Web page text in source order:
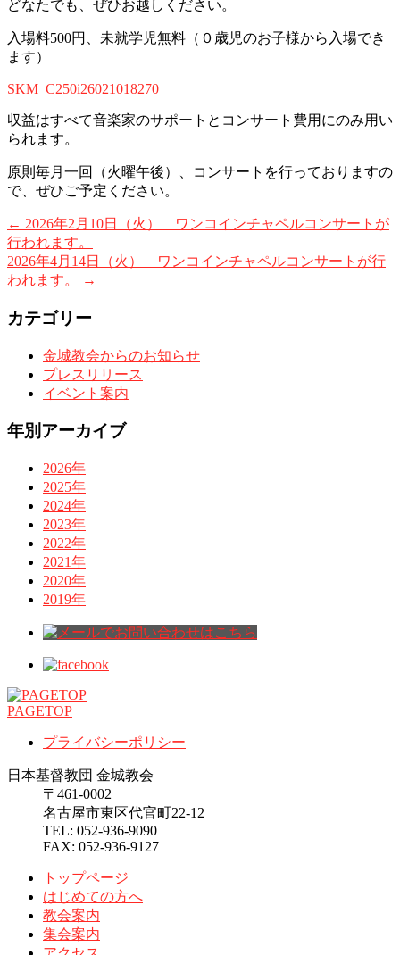
どなたでも、ぜひお越しください。
入場料500円、未就学児無料（０歳児のお子様から入場でき
ます）
SKM_C250i26021018270
収益はすべて音楽家のサポートとコンサート費用にのみ用い
られます。
原則毎月一回（火曜午後）、コンサートを行っておりますの
で、ぜひご予定ください。
← 2026年2月10日（火） ワンコインチャペルコンサートが
行われます。
2026年4月14日（火） ワンコインチャペルコンサートが行
われます。
→
カテゴリー
金城教会からのお知らせ
プレスリリース
イベント案内
年別アーカイブ
2026年
2025年
2024年
2023年
2022年
2021年
2020年
2019年
PAGETOP
プライバシーポリシー
日本基督教団 金城教会
〒461-0002
名古屋市東区代官町22-12
TEL: 052-936-9090
FAX: 052-936-9127
トップページ
はじめての方へ
教会案内
集会案内